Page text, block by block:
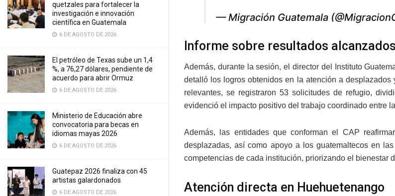
quetzales para fortalecer la
investigación e innovación
científica en Guatemala
6 DE AGOSTO DE 2026
El petróleo de Texas sube un 1,4
%, a 76,27 dólares, pendiente de
acuerdo para abrir Ormuz
6 DE AGOSTO DE 2026
Ministerio de Educación abre
convocatoria para becas en
idiomas mayas 2026
6 DE AGOSTO DE 2026
Guatepaz 2026 finaliza con 45
artistas galardonados
6 DE AGOSTO DE 2026
— Migración Guatemala
Informe sobre resultados alcanzados
Además, durante la sesión, el director del Instituto
detalló los logros obtenidos en la atención a
relevantes, se registraron 53 solicitudes de refugio,
evidenció el impacto positivo del trabajo coordinado entre
Además, las entidades que conforman el CAP
desplazadas, así como apoyo a los guatemaltecos en
competencias de cada institución, priorizando el bienestar
Atención directa en Huehuetenango